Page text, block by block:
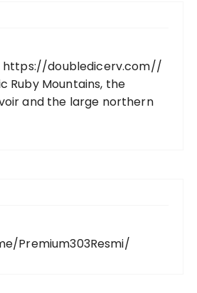
https://doubledicerv.com//
Ruby Mountains, the
and the large northern
Premium303Resmi/